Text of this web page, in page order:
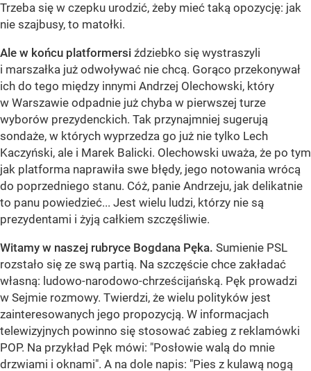
Trzeba się w czepku urodzić, żeby mieć taką opozycję: jak
nie szajbusy, to matołki.
Ale w końcu platformersi ździebko się wystraszyli
i marszałka już odwoływać nie chcą. Gorąco przekonywał
ich do tego między innymi Andrzej Olechowski, który
w Warszawie odpadnie już chyba w pierwszej turze
wyborów prezydenckich. Tak przynajmniej sugerują
sondaże, w których wyprzedza go już nie tylko Lech
Kaczyński, ale i Marek Balicki. Olechowski uważa, że po tym
jak platforma naprawiła swe błędy, jego notowania wrócą
do poprzedniego stanu. Cóż, panie Andrzeju, jak delikatnie
to panu powiedzieć... Jest wielu ludzi, którzy nie są
prezydentami i żyją całkiem szczęśliwie.
Witamy w naszej rubryce Bogdana Pęka. Sumienie PSL
rozstało się ze swą partią. Na szczęście chce zakładać
własną: ludowo-narodowo-chrześcijańską. Pęk prowadzi
w Sejmie rozmowy. Twierdzi, że wielu polityków jest
zainteresowanych jego propozycją. W informacjach
telewizyjnych powinno się stosować zabieg z reklamówki
POP. Na przykład Pęk mówi: "Posłowie walą do mnie
drzwiami i oknami". A na dole napis: "Pies z kulawą nogą